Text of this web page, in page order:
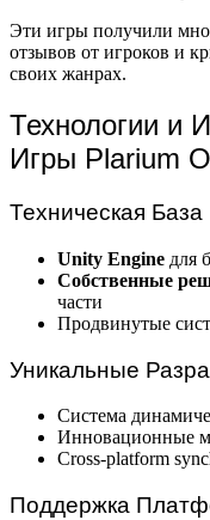
Эти игры получили
отзывов от игроков и
своих жанрах.
Технологии и
Игры Plarium
Техническая База
Unity Engine для
Собственные
части
Продвинутые
Уникальные
Система
Инновационные
Cross-platform
Поддержка